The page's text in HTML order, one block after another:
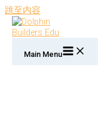
跳至内容
Main Menu